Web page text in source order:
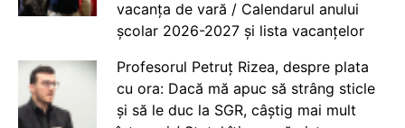
vacanța de vară / Calendarul anului
școlar 2026-2027 și lista vacanțelor
Profesorul Petruț Rizea, despre plata
cu ora: Dacă mă apuc să strâng sticle
și să le duc la SGR, câștig mai mult